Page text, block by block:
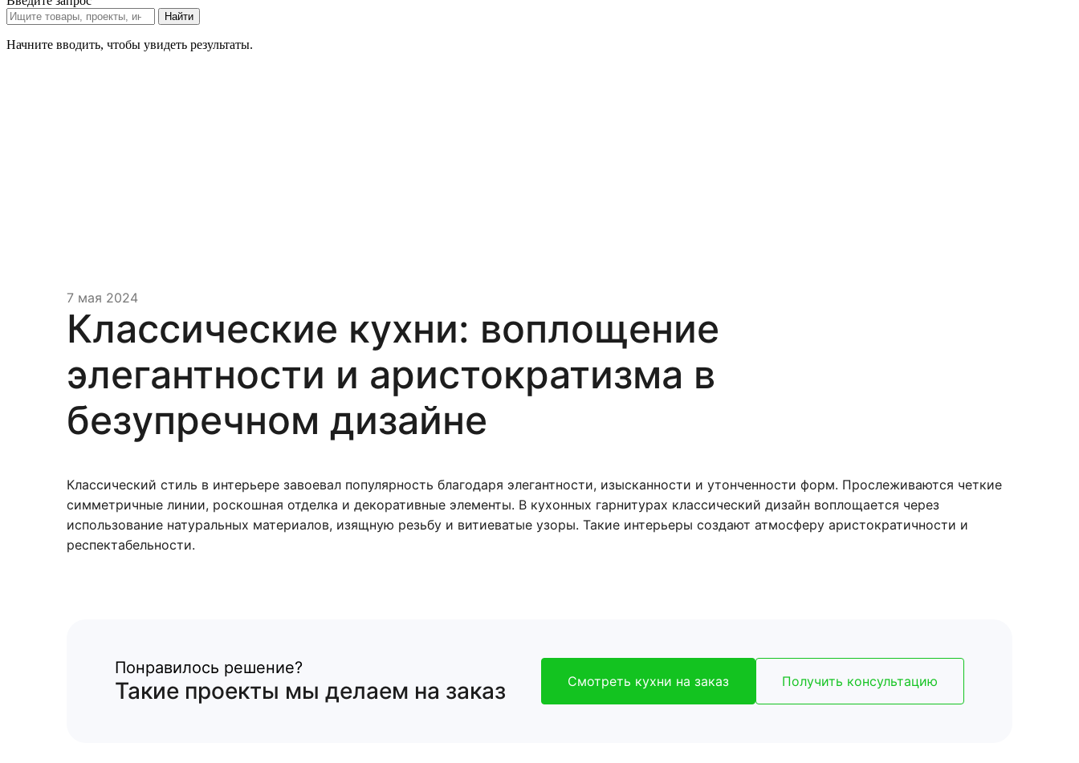
Найти
Начните вводить, чтобы увидеть результаты.
7 мая 2024
Классические кухни: воплощение
элегантности и аристократизма в
безупречном дизайне
Классический стиль в интерьере завоевал популярность благодаря элегантности, изысканности и утонченности форм. Прослеживаются четкие
симметричные линии, роскошная отделка и декоративные элементы. В кухонных гарнитурах классический дизайн воплощается через
использование натуральных материалов, изящную резьбу и витиеватые узоры. Такие интерьеры создают атмосферу аристократичности и
респектабельности.
Понравилось решение?
Такие проекты мы делаем на заказ Смотреть кухни на заказ Получить консультацию